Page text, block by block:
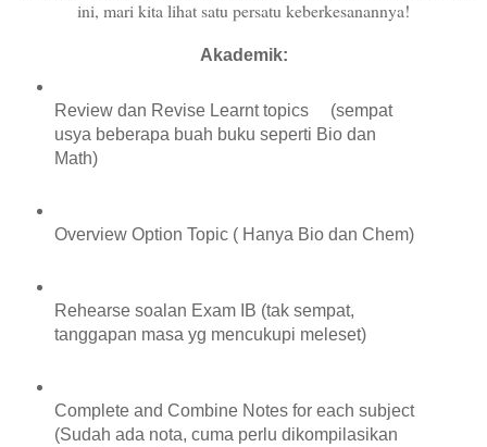
ini, mari kita lihat satu persatu keberkesanannya!
Akademik:
Review dan Revise Learnt topics (sempat
usya beberapa buah buku seperti Bio dan
Math)
Overview Option Topic ( Hanya Bio dan Chem)
Rehearse soalan Exam IB (tak sempat,
tanggapan masa yg mencukupi meleset)
Complete and Combine Notes for each subject
(Sudah ada nota, cuma perlu dikompilasikan